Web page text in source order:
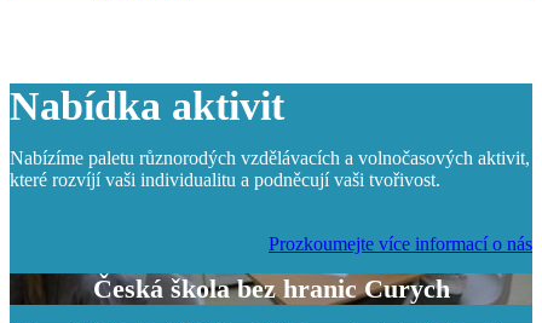
Nabídka aktivit
Nabízíme paletu různorodých vzdělávacích a volnočasových aktivit,
které rozvíjí vaši individualitu a podněcují vaši tvořivost.
Prozkoumejte více informací o nás
Česká škola bez hranic Curych